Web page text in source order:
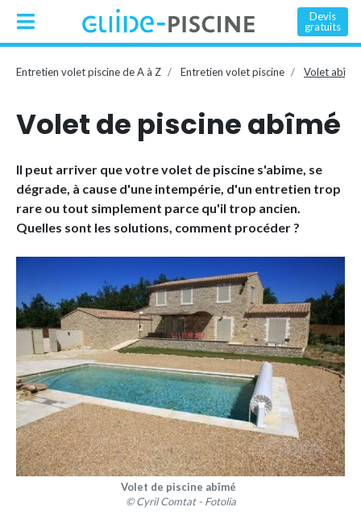
Devis
gratuits
Entretien volet piscine de A à Z Entretien volet piscine Volet abîmé
Volet de piscine abîmé
Il peut arriver que votre volet de piscine s'abime, se
dégrade, à cause d'une intempérie, d'un entretien trop
rare ou tout simplement parce qu'il trop ancien.
Quelles sont les solutions, comment procéder ?
Volet de piscine abîmé
© Cyril Comtat - Fotolia